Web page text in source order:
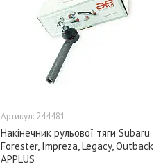
244481
Накінечник рульової тяги Subaru
Forester, Impreza, Legacy, Outback
APPLUS